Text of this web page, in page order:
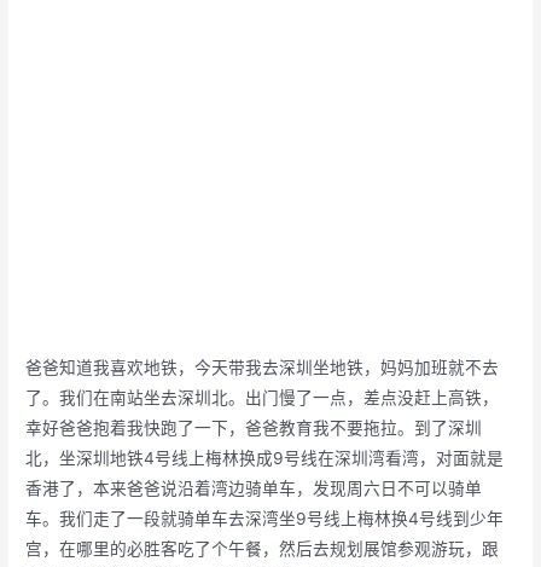
爸爸知道我喜欢地铁，今天带我去深圳坐地铁，妈妈加班就不去
了。我们在南站坐去深圳北。出门慢了一点，差点没赶上高铁，
幸好爸爸抱着我快跑了一下，爸爸教育我不要拖拉。到了深圳
北，坐深圳地铁4号线上梅林换成9号线在深圳湾看湾，对面就是
香港了，本来爸爸说沿着湾边骑单车，发现周六日不可以骑单
车。我们走了一段就骑单车去深湾坐9号线上梅林换4号线到少年
宫，在哪里的必胜客吃了个午餐，然后去规划展馆参观游玩，跟